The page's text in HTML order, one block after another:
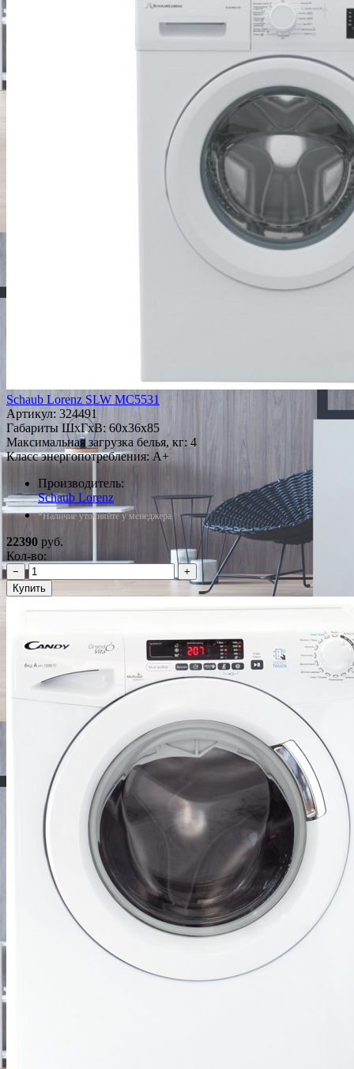
Schaub Lorenz SLW MС5531
Артикул: 324491
Габариты ШxГxВ: 60x36x85
Максимальная загрузка белья, кг: 4
Класс энергопотребления: A+
Производитель:
Schaub Lorenz
*Наличие уточняйте у менеджера
22390 руб.
Кол-во:
−
+
Купить